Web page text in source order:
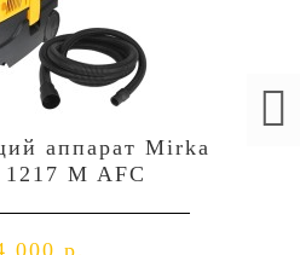
аппарат Mirka
M AFC